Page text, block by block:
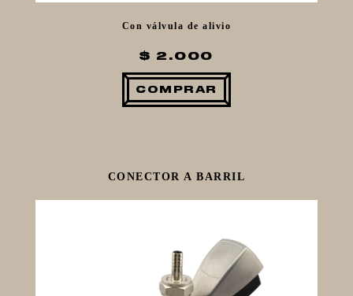
Con válvula de alivio
$ 2.000
COMPRAR
CONECTOR A BARRIL